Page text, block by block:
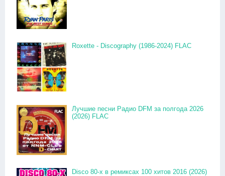
Roxette - Discography (1986-2024) FLAC
Лучшие песни Радио DFM за полгода 2026
(2026) FLAC
Disco 80-x в ремиксах 100 хитов 2016 (2026)